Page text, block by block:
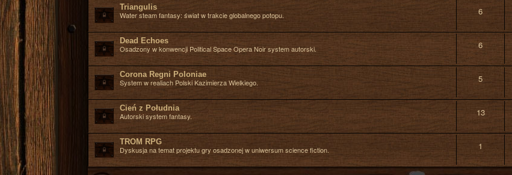
Triangulis
Water steam fantasy: świat w trakcie globalnego potopu. 6
Dead Echoes
Osadzony w konwencji Political Space Opera Noir system autorski. 6
Corona Regni Poloniae
System w realiach Polski Kazimierza Wielkiego. 5
Cień z Południa
Autorski system fantasy. 13
TROM RPG
Dyskusja na temat projektu gry osadzonej w uniwersum science fiction. 1